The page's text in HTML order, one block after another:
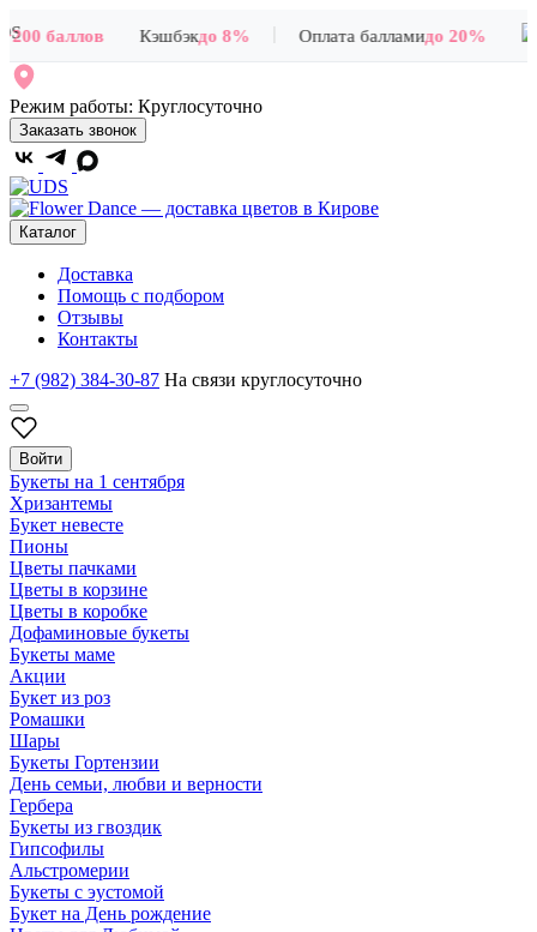
баллов Кэшбэкдо 8% Оплата балламидо 20%
Режим работы: Круглосуточно
Заказать звонок
Каталог
Доставка
Помощь с подбором
Отзывы
Контакты
+7 (982) 384-30-87 На связи круглосуточно
Войти
Букеты на 1 сентября
Хризантемы
Букет невесте
Пионы
Цветы пачками
Цветы в корзине
Цветы в коробке
Дофаминовые букеты
Букеты маме
Акции
Букет из роз
Ромашки
Шары
Букеты Гортензии
День семьи, любви и верности
Гербера
Букеты из гвоздик
Гипсофилы
Альстромерии
Букеты с эустомой
Букет на День рождение